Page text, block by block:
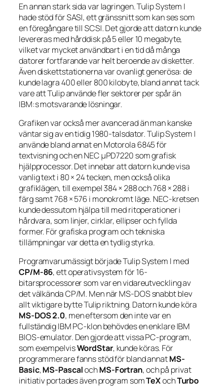
En annan stark sida var lagringen. Tulip System I
hade stöd för SASI, ett gränssnitt som kan ses som
en föregångare till SCSI. Det gjorde att datorn kunde
levereras med hårddisk på 5 eller 10 megabyte,
vilket var mycket användbart i en tid då många
datorer fortfarande var helt beroende av disketter.
Även diskettstationerna var ovanligt generösa: de
kunde lagra 400 eller 800 kilobyte, bland annat tack
vare att Tulip använde fler sektorer per spår än
IBM:s motsvarande lösningar.
Grafiken var också mer avancerad än man kanske
väntar sig av en tidig 1980-talsdator. Tulip System I
använde bland annat en Motorola 6845 för
textvisning och en NEC μPD7220 som grafisk
hjälpprocessor. Det innebar att datorn kunde visa
vanlig text i 80 × 24 tecken, men också olika
grafiklägen, till exempel 384 × 288 och 768 × 288 i
färg samt 768 × 576 i monokromt läge. NEC-kretsen
kunde dessutom hjälpa till med ritoperationer i
hårdvara, som linjer, cirklar, ellipser och fyllda
former. För grafiska program och tekniska
tillämpningar var detta en tydlig styrka.
Programvarumässigt började Tulip System I med
CP/M-86, ett operativsystem för 16-
bitarsprocessorer som var en vidareutveckling av
det välkända CP/M. Men när MS-DOS snabbt blev
allt viktigare bytte Tulip riktning. Datorn kunde köra
MS-DOS 2.0, men eftersom den inte var en
fullständig IBM PC-klon behövdes en enklare IBM
BIOS-emulator. Den gjorde att vissa PC-program,
som exempelvisWordStar, kunde köras. För
programmerare fanns stöd för bland annatMS-
Basic,MS-PascalochMS-Fortran, och på privat
initiativ portades även program somTeXochTurbo